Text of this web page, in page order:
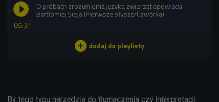
05:31
O próbach zrozumienia języka zwierząt opowiada
Bartłomiej Sieja (Pierwsze słyszę/Czwórka)
By tego typu narzędzia do tłumaczenia czy interpretacji